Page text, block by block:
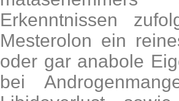
Erkenntnissen
Mesterolon ein
oder gar anabole
bei